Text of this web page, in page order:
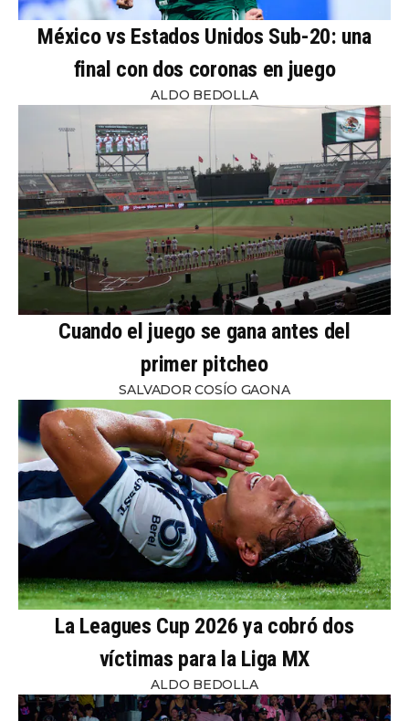
México vs Estados Unidos Sub-20: una
final con dos coronas en juego
ALDO BEDOLLA
Cuando el juego se gana antes del
primer pitcheo
SALVADOR COSÍO GAONA
La Leagues Cup 2026 ya cobró dos
víctimas para la Liga MX
ALDO BEDOLLA